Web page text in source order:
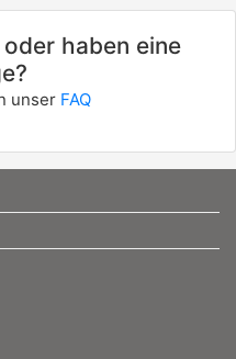
haben eine
unser FAQ